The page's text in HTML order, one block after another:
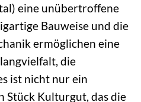
eine unübertroffene
Bauweise und die
ermöglichen eine
die
ist nicht nur ein
Stück Kulturgut, das die